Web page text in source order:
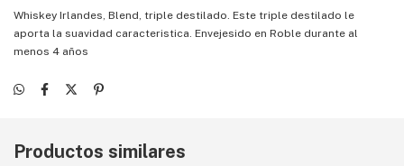
Whiskey Irlandes, Blend, triple destilado. Este triple destilado le
aporta la suavidad caracteristica. Envejesido en Roble durante al
menos 4 años
Productos similares